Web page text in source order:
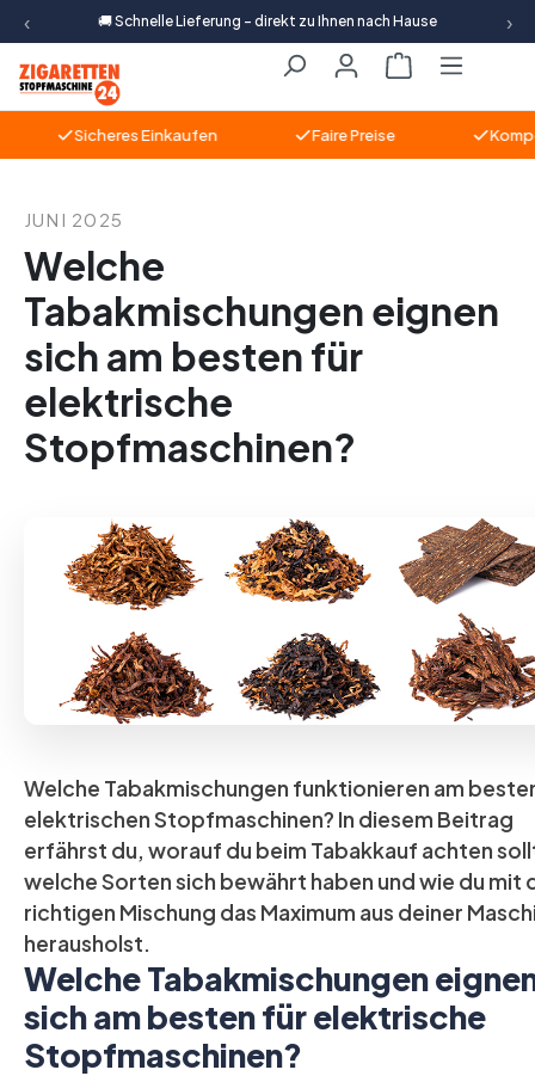
Zum Hauptinhalt springen
‹ 🚚 Schnelle Lieferung – direkt zu Ihnen nach Hause ›
Warenkorb
Sicheres Einkaufen Faire Preise
JUNI 2025
Welche
Tabakmischungen eignen
sich am besten für
elektrische
Stopfmaschinen?
Welche Tabakmischungen funktionieren am
elektrischen Stopfmaschinen? In diesem Beitrag
erfährst du, worauf du beim Tabakkauf achten
welche Sorten sich bewährt haben und wie du mit
richtigen Mischung das Maximum aus deiner
herausholst.
Welche Tabakmischungen
sich am besten für elektrische
Stopfmaschinen?